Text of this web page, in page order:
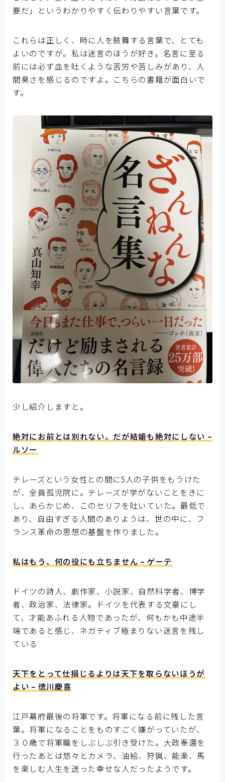
要だ」というわかりやすく伝わりやすい言葉です。
これらは正しく、時に人を鼓舞する言葉で、とても
よいのですが。私は迷言のほうが好き。名言に至る
前には必ず血を吐くような苦労や苦しみがあり、人
間臭さを感じるのですよ。こちらの書籍が面白いで
す。
少し紹介しますと。
絶対にお前とは別れない。だが結婚も絶対にしない –
ルソー
テレーズという女性との間に5人の子供をもうけた
が、全員孤児院に。テレーズが学がないことをきに
し、あらかじめ、このセリフを吐いていた。最低で
あり、自由すぎる人間のありようは、世の中に、フ
ランス革命の思想の基盤を作りました。
私はもう、何の役にも立ちません – ゲーテ
ドイツの詩人、劇作家、小説家、自然科学者、博学
者、政治家、法律家。ドイツを代表する文豪にし
て、才能あふれる人物であったが、何もかも中途半
端であると感じ、ネガティブ極まりない迷言を残し
ている
天下をとって仕損じるよりは天下を取らないほうが
よい – 徳川慶喜
江戸幕府最後の将軍です。将軍になる前に残した言
葉。将軍になることをものすごく嫌がっていたが、
３０歳で将軍職をしぶしぶ引き受けた。大政奉還を
行ったあとは悠々とカメラ、油絵、狩猟、能楽、馬
を楽しむ人生を送った幸せな人だったようです。